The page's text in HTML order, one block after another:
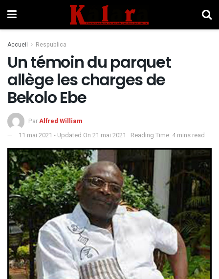
Accueil Respublica
Un témoin du parquet
allège les charges de
Bekolo Ebe
ParAlfred William
11 mai 2021 - Updated On 21 mai 2021
Reading Time: 4 mins read